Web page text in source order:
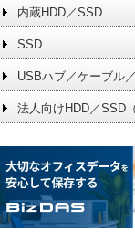
内蔵HDD／SSD
SSD
USBハブ／ケーブル
法人向けHDD／SSD